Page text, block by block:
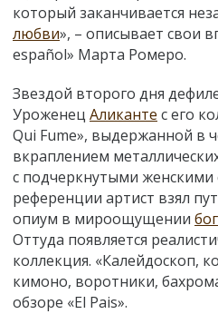
который заканчивается
любви», – описывает свои
español» Марта Ромеро.
Звездой второго дня
Уроженец Аликанте с его
Qui Fume», выдержанной в
вкраплением
с подчеркнутыми женскими
референции артист взял
опиум в мироощущении
Оттуда появляется
коллекция. «Калейдоскоп,
кимоно, воротники,
обзоре «El Pais».